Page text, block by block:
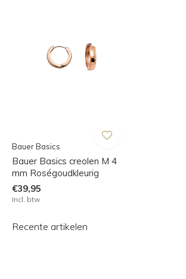
Bauer Basics
Bauer Basics creolen M 4
mm Roségoudkleurig
€39,95
Incl. btw
Recente artikelen